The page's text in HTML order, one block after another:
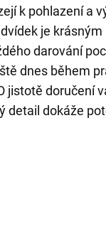
k pohlazení a
je krásným
darování
dnes během
jistotě doručení
detail dokáže